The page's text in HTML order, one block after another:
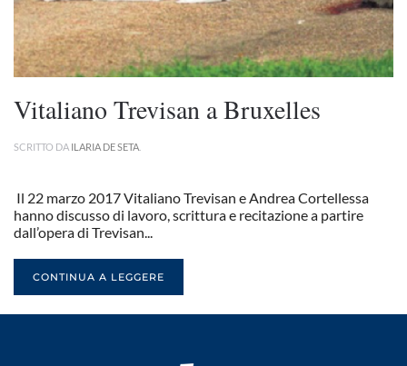
Vitaliano Trevisan a Bruxelles
SCRITTO DA ILARIA DE SETA
Il 22 marzo 2017 Vitaliano Trevisan e Andrea Cortellessa
hanno discusso di lavoro, scrittura e recitazione a partire
dall’opera di Trevisan...
CONTINUA A LEGGERE